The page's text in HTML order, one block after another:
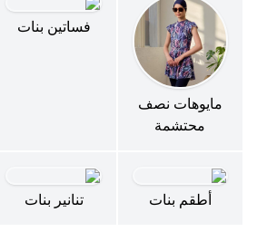
مايوهات نصف
محتشمة
فساتين بنات
أطقم بنات تنانير بنات